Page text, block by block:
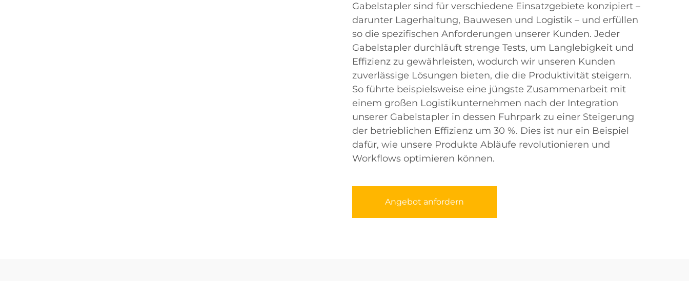
Gabelstapler sind für verschiedene Einsatzgebiete konzipiert –
darunter Lagerhaltung, Bauwesen und Logistik – und erfüllen
so die spezifischen Anforderungen unserer Kunden. Jeder
Gabelstapler durchläuft strenge Tests, um Langlebigkeit und
Effizienz zu gewährleisten, wodurch wir unseren Kunden
zuverlässige Lösungen bieten, die die Produktivität steigern.
So führte beispielsweise eine jüngste Zusammenarbeit mit
einem großen Logistikunternehmen nach der Integration
unserer Gabelstapler in dessen Fuhrpark zu einer Steigerung
der betrieblichen Effizienz um 30 %. Dies ist nur ein Beispiel
dafür, wie unsere Produkte Abläufe revolutionieren und
Workflows optimieren können.
Angebot anfordern